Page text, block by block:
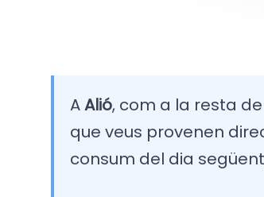
AAlió, com a la resta
que veus provenen
consum del dia